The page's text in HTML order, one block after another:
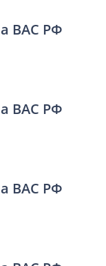
ВАС РФ
ВАС РФ
ВАС РФ